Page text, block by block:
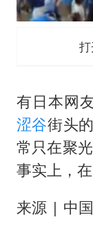
有日本网
涩谷街头
常只在聚
事实上，
来源 | 中